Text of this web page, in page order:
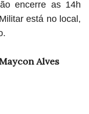
encerre as 14h
está no local,
Alves